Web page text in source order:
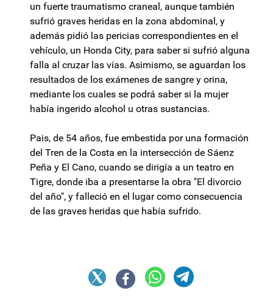
un fuerte traumatismo craneal, aunque también
sufrió graves heridas en la zona abdominal, y
además pidió las pericias correspondientes en el
vehículo, un Honda City, para saber si sufrió alguna
falla al cruzar las vías. Asimismo, se aguardan los
resultados de los exámenes de sangre y orina,
mediante los cuales se podrá saber si la mujer
había ingerido alcohol u otras sustancias.
Pais, de 54 años, fue embestida por una formación
del Tren de la Costa en la intersección de Sáenz
Peña y El Cano, cuando se dirigía a un teatro en
Tigre, donde iba a presentarse la obra "El divorcio
del año", y falleció en el lugar como consecuencia
de las graves heridas que había sufrido.